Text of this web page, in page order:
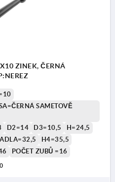
ZINEK, ČERNÁ
SAMETOVĚ
D2=14 D3=10,5
H=24,5
H4=35,5
POČET ZUBŮ =16